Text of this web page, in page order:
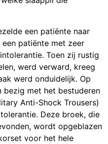
een patiënte naar
patiënte met zeer
Toen zij rustig
werd verward, kreeg
werd onduidelijk. Op
bezig met het bestuderen
Anti-Shock Trousers)
Deze broek, die
wordt opgeblazen
voor het hele